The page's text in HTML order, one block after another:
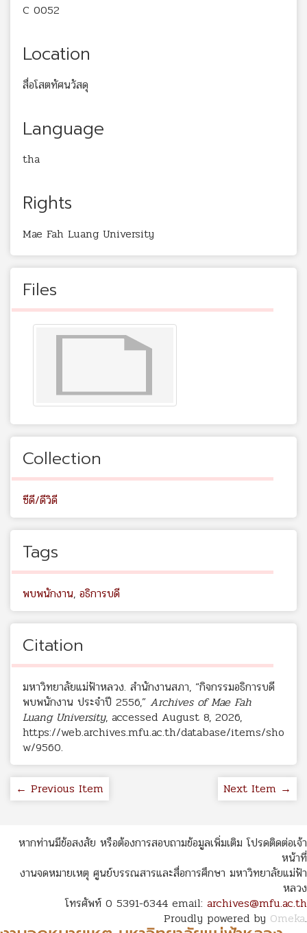
C 0052
Location
สื่อโสตทัศนวัสดุ
Language
tha
Rights
Mae Fah Luang University
Files
Collection
ซีดี/ดีวิดี
Tags
พบพนักงาน, อธิการบดี
Citation
มหาวิทยาลัยแม่ฟ้าหลวง. สำนักงานสภา, “กิจกรรมอธิการบดี
พบพนักงาน ประจำปี 2556,” Archives of Mae Fah
Luang University, accessed August 8, 2026,
https://web.archives.mfu.ac.th/database/items/sho
w/9560.
← Previous Item Next Item →
หากท่านมีข้อสงสัย หรือต้องการสอบถามข้อมูลเพิ่มเติม โปรดติดต่อเจ้า
หน้าที่
งานจดหมายเหตุ ศูนย์บรรณสารและสื่อการศึกษา มหาวิทยาลัยแม่ฟ้า
หลวง
โทรศัพท์ 0 5391-6344 email: archives@mfu.ac.th
Proudly powered by Omeka.